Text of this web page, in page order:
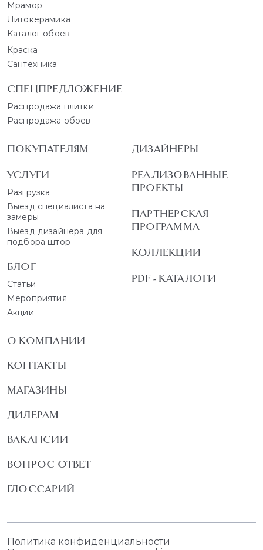
Мрамор
Литокерамика
Каталог обоев
Краска
Сантехника
СПЕЦПРЕДЛОЖЕНИЕ
Распродажа плитки
Распродажа обоев
ПОКУПАТЕЛЯМ
УСЛУГИ
Разгрузка
Выезд специалиста на
замеры
Выезд дизайнера для
подбора штор
БЛОГ
Статьи
Мероприятия
Акции
ДИЗАЙНЕРЫ
РЕАЛИЗОВАННЫЕ
ПРОЕКТЫ
ПАРТНЕРСКАЯ
ПРОГРАММА
КОЛЛЕКЦИИ
PDF - КАТАЛОГИ
О КОМПАНИИ
КОНТАКТЫ
МАГАЗИНЫ
ДИЛЕРАМ
ВАКАНСИИ
ВОПРОС ОТВЕТ
ГЛОССАРИЙ
Политика конфиденциальности